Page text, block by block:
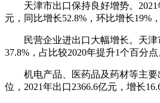
天津市出口保持良好增势。
元，同比增长52.8%，环比增长19%
民营企业进出口大幅增长。天
37.8%，占比较2020年提升1个百分点
机电产品、医药品及药材等主
位，2021年出口2366.6亿元，增长